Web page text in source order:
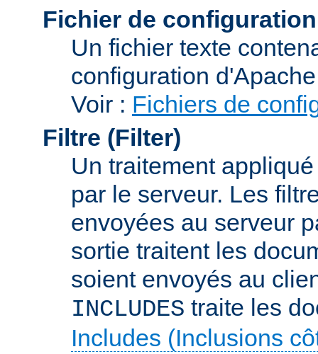
Fichier de
Un fichier texte
configuration
Voir : Fichiers de
Filtre (Filter)
Un traitement
par le serveur. Les
envoyées au serveur
sortie traitent les
soient envoyés au
INCLUDES traite les
Includes (Inclusions